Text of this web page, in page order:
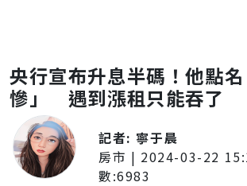
央行宣布升息半碼！他點
慘」 遇到漲租只能吞了
記者: 寧于晨
房市 | 2024-03-22
數:6983